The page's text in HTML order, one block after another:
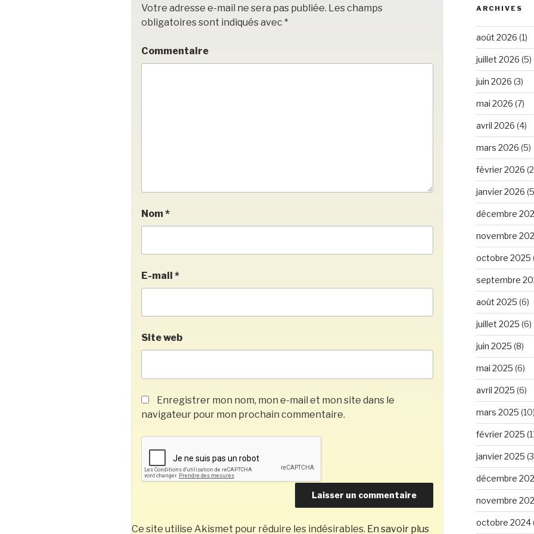
Votre adresse e-mail ne sera pas publiée. Les champs
obligatoires sont indiqués avec *
Commentaire
Nom*
E-mail *
Site web
Enregistrer mon nom, mon e-mail et mon site dans le
navigateur pour mon prochain commentaire.
Ce site utilise Akismet pour réduire les indésirables. En savoir plus
ARCHIVES
août 2026 (1)
juillet 2026 (5)
juin 2026 (3)
mai 2026 (7)
avril 2026 (4)
mars 2026 (5)
février 2026
janvier 2026
décembre
novembre
octobre 2025
septembre
août 2025 (6)
juillet 2025 (6)
juin 2025 (8)
mai 2025 (6)
avril 2025 (6)
mars 2025 (10)
février 2025
janvier 2025
décembre
novembre
octobre 2024